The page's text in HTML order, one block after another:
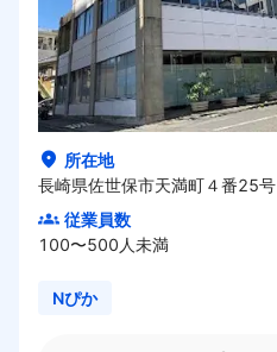
企業TOP
企業ログイン
企業登録
所在地
長崎県佐世保市天満町４番25号
従業員数
100〜500人未満
Nぴか